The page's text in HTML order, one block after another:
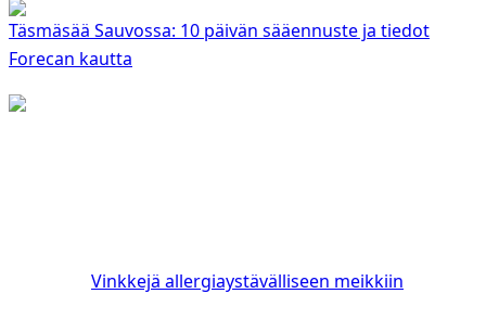
Täsmäsää Sauvossa: 10 päivän sääennuste ja tiedot
Forecan kautta
Vinkkejä allergiaystävälliseen meikkiin